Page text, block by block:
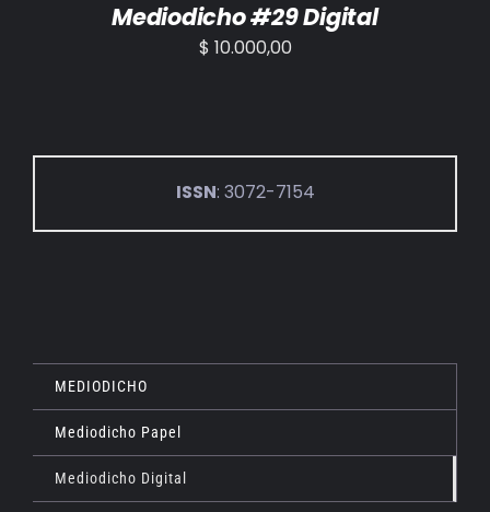
Mediodicho #29 Digital
$ 10.000,00
ISSN: 3072-7154
MEDIODICHO
Mediodicho Papel
Mediodicho Digital